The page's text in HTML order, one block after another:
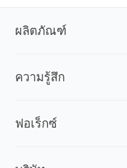
ผลิตภัณฑ์
ความรู้สึก
ฟอเร็กซ์